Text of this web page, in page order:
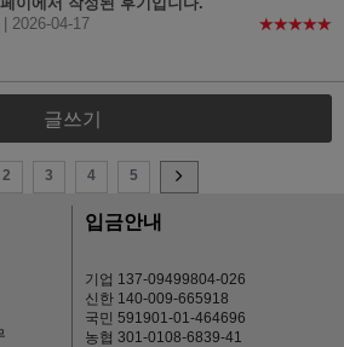
이에서 작성된 후기입니다.
| 2026-04-17 ★★★★★
글쓰기
2 3 4 5
입금안내
기업 137-09499804-026
신한 140-009-665918
국민 591901-01-464696
농협 301-0108-6839-41